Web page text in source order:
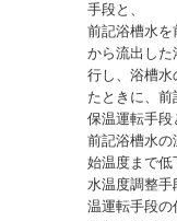
手段と、
前記浴槽水を
から流出した
行し、浴槽水
たときに、
保温運転手段
前記浴槽水の
始温度まで低
水温度調整手
温運転手段の